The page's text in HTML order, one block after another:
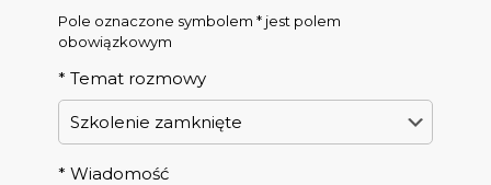
Pole oznaczone symbolem * jest polem
obowiązkowym
* Temat rozmowy
* Wiadomość